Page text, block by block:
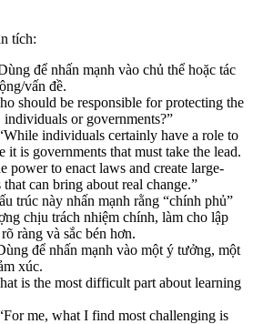
tích:
để nhấn mạnh vào chủ thể hoặc tác
vấn đề.
should be responsible for protecting the
or governments?”
individuals certainly have a role to
it is governments that must take the lead.
power to enact laws and create large-
that can bring about real change.”
trúc này nhấn mạnh rằng “chính phủ”
chịu trách nhiệm chính, làm cho lập
ràng và sắc bén hơn.
để nhấn mạnh vào một ý tưởng, một
xúc.
is the most difficult part about learning
me, what I find most challenging is